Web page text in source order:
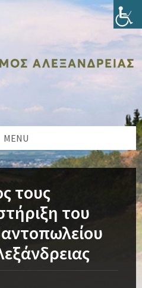
MENU
τους
του